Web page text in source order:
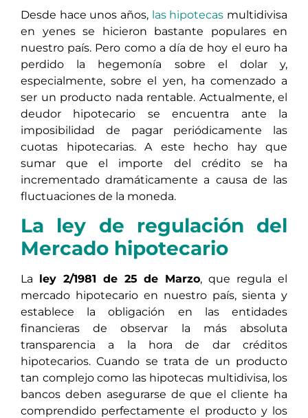
Desde hace unos años, las hipotecas multidivisa
en yenes se hicieron bastante populares en
nuestro país. Pero como a día de hoy el euro ha
perdido la hegemonía sobre el dolar y,
especialmente, sobre el yen, ha comenzado a
ser un producto nada rentable. Actualmente, el
deudor hipotecario se encuentra ante la
imposibilidad de pagar periódicamente las
cuotas hipotecarias. A este hecho hay que
sumar que el importe del crédito se ha
incrementado dramáticamente a causa de las
fluctuaciones de la moneda.
La ley de regulación del
Mercado hipotecario
La ley 2/1981 de 25 de Marzo, que regula el
mercado hipotecario en nuestro país, sienta y
establece la obligación en las entidades
financieras de observar la más absoluta
transparencia a la hora de dar créditos
hipotecarios. Cuando se trata de un producto
tan complejo como las hipotecas multidivisa, los
bancos deben asegurarse de que el cliente ha
comprendido perfectamente el producto y los